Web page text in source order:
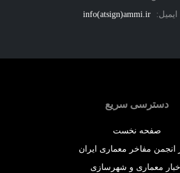
info(atsign)ammi.ir
سریع
صفحه نخست
مفاخر معماری ایران
و شهرسازی